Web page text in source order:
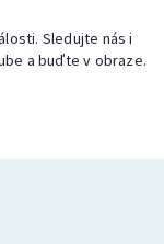
Sledujte nás i
a buďte v obraze.